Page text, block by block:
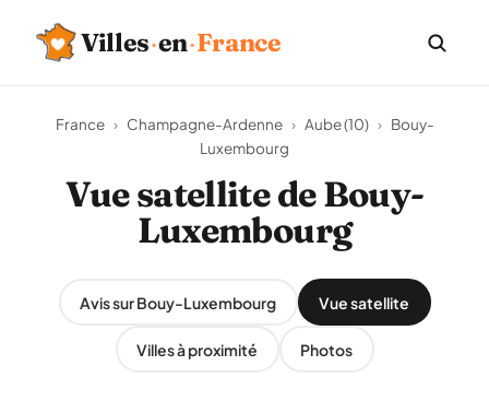
Villes·en·France
France › Champagne-Ardenne › Aube (10) › Bouy-
Luxembourg
Vue satellite de Bouy-
Luxembourg
Avis sur Bouy-Luxembourg Vue satellite
Villes à proximité Photos